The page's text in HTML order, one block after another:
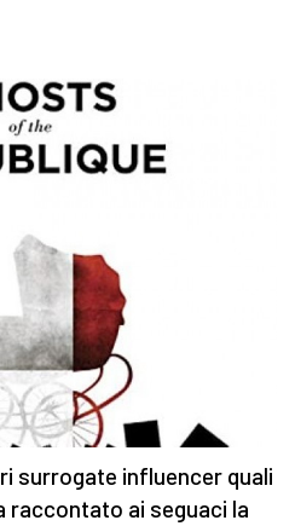
surrogate influencer quali
raccontato ai seguaci la